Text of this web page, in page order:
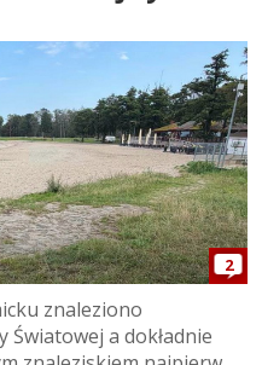
2
znaleziono
Światowej a dokładnie